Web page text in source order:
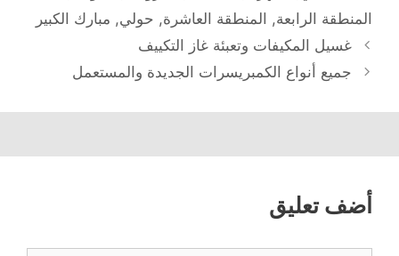
المنطقة الرابعة, المنطقة العاشرة, حولي, مبارك الكبير
غسيل المكيفات وتعبئة غاز التكييف
جميع أنواع الكمبريسرات الجديدة والمستعمل
أضف تعليق